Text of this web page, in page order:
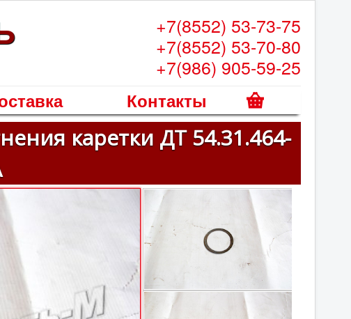
+7(8552) 53-73-75
+7(8552) 53-70-80
+7(986) 905-59-25
Контакты
К
о
з
и
н
а
каретки ДТ 54.31.464-